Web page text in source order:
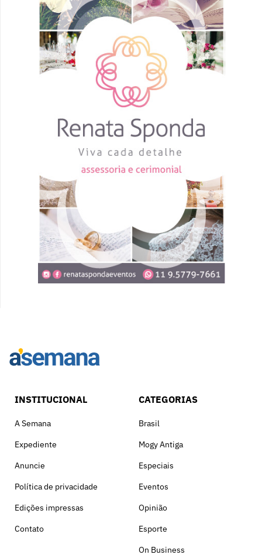
INSTITUCIONAL
A Semana
Expediente
Anuncie
Política de privacidade
Edições impressas
Contato
CATEGORIAS
Brasil
Mogy Antiga
Especiais
Eventos
Opinião
Esporte
On Business